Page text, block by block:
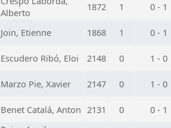
Alberto
1872 1 0 - 1
Join, Etienne 1868 1 0 - 1
Escudero Ribó, Eloi 2148 0 1 - 0
Marzo Pie, Xavier 2147 0 1 - 0
Benet Catalá, Anton 2131 0 0 - 1